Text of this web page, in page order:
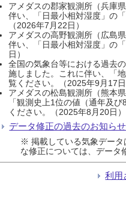
アメダスの郡家観測所（兵庫
伴い、「日最小相対湿度」の
（2026年7月22日）
アメダスの高野観測所（広島
伴い、「日最小相対湿度」の
日）
全国の気象台等における過去
施しました。これに伴い、「
覧ください。（2025年9月17日
アメダスの松島観測所（熊本
「観測史上1位の値（通年及
ください。（2025年8月20日）
データ修正の過去のお知らせ
※ 掲載している気象データ
な修正については、データ
利用